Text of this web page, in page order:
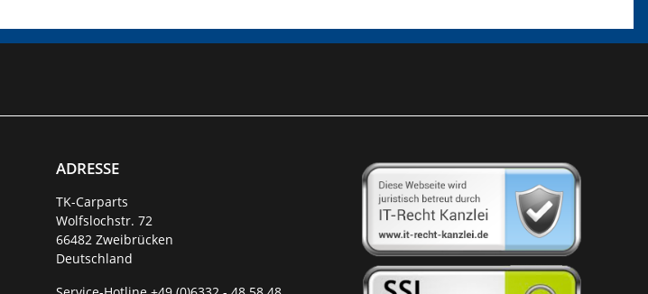
ADRESSE
TK-Carparts
Wolfslochstr. 72
66482 Zweibrücken
Deutschland